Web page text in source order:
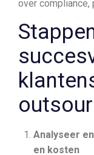
over compliance,
Analyseer
en kosten